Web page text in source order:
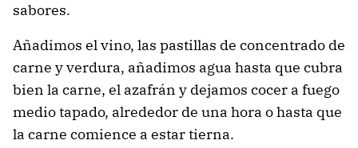
sabores.
Añadimos el vino, las pastillas de concentrado de
carne y verdura, añadimos agua hasta que cubra
bien la carne, el azafrán y dejamos cocer a fuego
medio tapado, alrededor de una hora o hasta que
la carne comience a estar tierna.